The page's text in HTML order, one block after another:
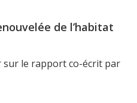
de l’habitat
sur le rapport co-écrit par